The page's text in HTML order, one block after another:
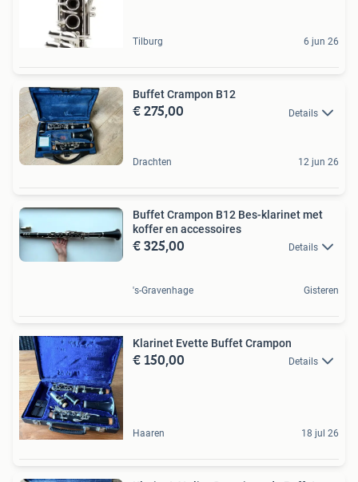
Tilburg 6 jun 26
Buffet Crampon B12
€ 275,00 Details
Drachten 12 jun 26
Buffet Crampon B12 Bes-klarinet met
koffer en accessoires
€ 325,00 Details
's-Gravenhage Gisteren
Klarinet Evette Buffet Crampon
€ 150,00 Details
Haaren 18 jul 26